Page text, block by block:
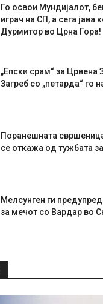
Го освои Мундијалот,
играч на СП, а сега јава
Дурмитор во Црна Гора!
„Епски срам“ за
Загреб со „петарда“ го
Поранешната
се откажа од тужбата
Мелсунген ги
за мечот со Вардар во